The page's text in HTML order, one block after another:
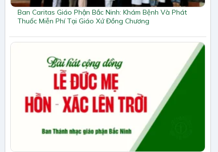
Ban Caritas Giáo Phận Bắc Ninh: Khám Bệnh Và Phát
Thuốc Miễn Phí Tại Giáo Xứ Đồng Chương